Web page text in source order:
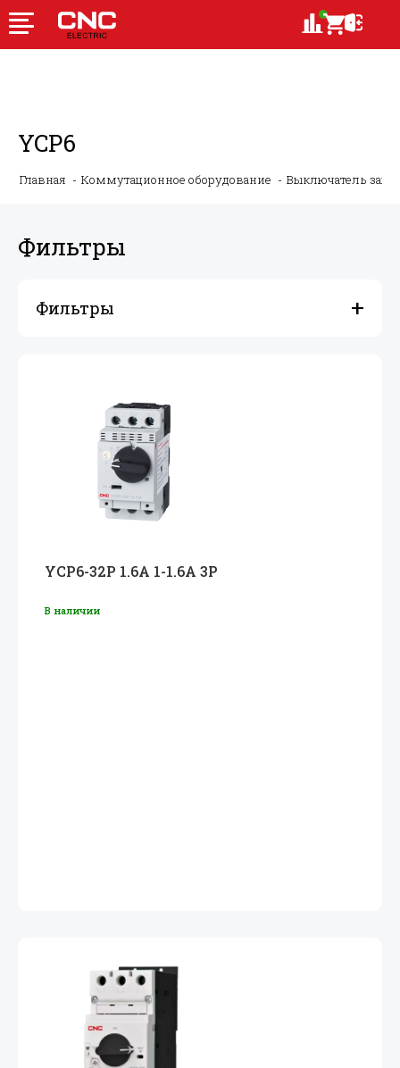
YCP6
Главная Коммутационное оборудование Выключатель
Фильтры
Фильтры
YCP6-32P 1.6A 1-1.6A 3P
В наличии